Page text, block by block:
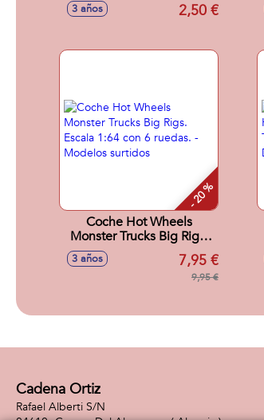
3 años 2,50 €
- 20 %
Coche Hot Wheels
Monster Trucks Big Rigs.
Escala 1:64 con 6 ruedas. -
Modelos surtidos
3 años 7,95 €
9,95 €
Cadena Ortiz
Rafael Alberti S/N